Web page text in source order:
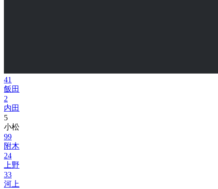
41
飯田
2
内田
5
小松
99
附木
24
上野
33
河上